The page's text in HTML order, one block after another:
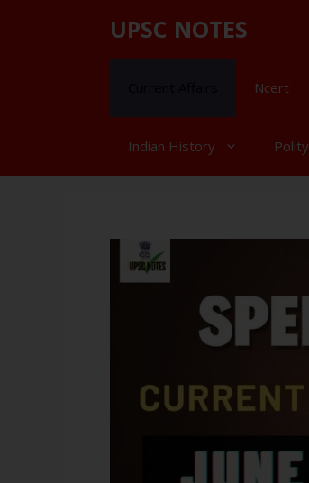
UPSC NOTES
Ncert
Indian History Polity